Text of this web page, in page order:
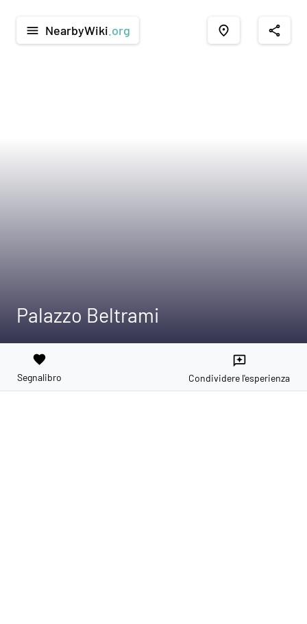
menu NearbyWiki .org place share
Palazzo Beltrami
favorite
Segnalibro
reviews
Condividere l'esperienza